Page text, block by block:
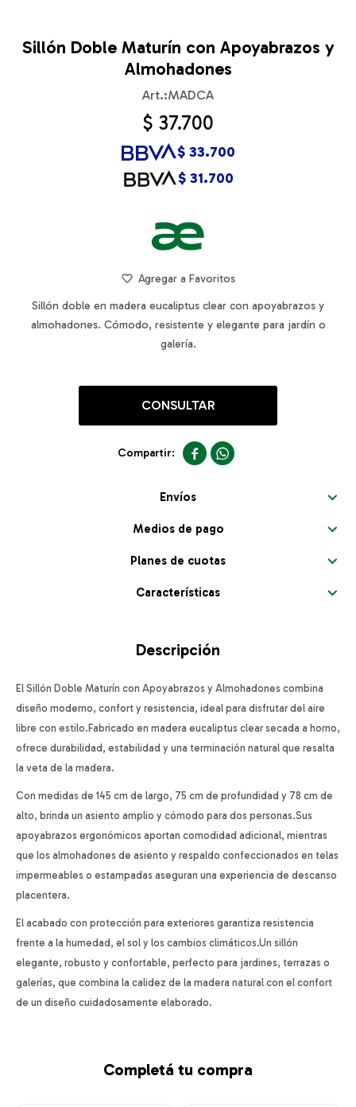
Sillón Doble Maturín con Apoyabrazos y
Almohadones
MADCA
$ 37.700
$ 31.700
$ 33.700
Sillón doble en madera eucaliptus clear con apoyabrazos y
almohadones. Cómodo, resistente y elegante para jardín o
galería.
CONSULTAR
 
Envíos
Medios de pago
Planes de cuotas
Características
Descripción
El Sillón Doble Maturín con Apoyabrazos y Almohadones combina
diseño moderno, confort y resistencia, ideal para disfrutar del aire
libre con estilo.Fabricado en madera eucaliptus clear secada a horno,
ofrece durabilidad, estabilidad y una terminación natural que resalta
la veta de la madera.
Con medidas de 145 cm de largo, 75 cm de profundidad y 78 cm de
alto, brinda un asiento amplio y cómodo para dos personas.Sus
apoyabrazos ergonómicos aportan comodidad adicional, mientras
que los almohadones de asiento y respaldo confeccionados en telas
impermeables o estampadas aseguran una experiencia de descanso
placentera.
El acabado con protección para exteriores garantiza resistencia
frente a la humedad, el sol y los cambios climáticos.Un sillón
elegante, robusto y confortable, perfecto para jardines, terrazas o
galerías, que combina la calidez de la madera natural con el confort
de un diseño cuidadosamente elaborado.
Completá tu compra